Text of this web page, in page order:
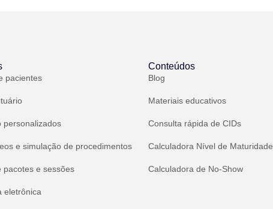
pacientes
personalizados
e simulação de procedimentos
pacotes e sessões
eletrônica
Conteúdos
Blog
Materiais educativos
Consulta rápida de CIDs
Calculadora Nível de Maturidade
Calculadora de No-Show